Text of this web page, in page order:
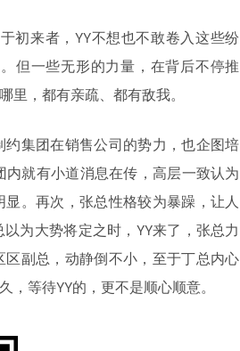
初来者，YY不想也不敢卷入这些纷
但一些无形的力量，在背后不停推
，都有亲疏、都有敌我。
集团在销售公司的势力，也企图培
就有小道消息在传，高层一致认为
。再次，张总性格较为暴躁，让人
为大势将定之时，YY来了，张总力
副总，动静倒不小，至于丁总内心
等待YY的，更不是顺心顺意。